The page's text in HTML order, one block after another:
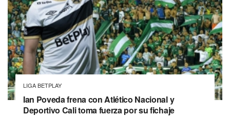
LIGA BETPLAY
Ian Poveda frena con Atlético Nacional y
Deportivo Cali toma fuerza por su fichaje